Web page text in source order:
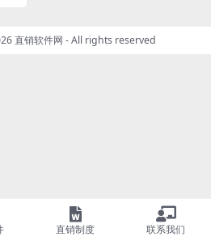
直销软件网 - All rights reserved
直销制度 联系我们